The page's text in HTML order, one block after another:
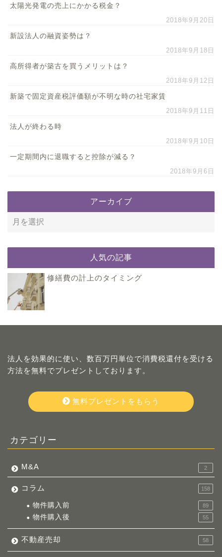
太陽光発電の売上にかかる税金？
2018年9月20日
新設法人の融資姿勢は？
2018年9月18日
高所得者が築古を買うメリットは？
2018年9月12日
新築で固定資産税評価額が不明な時の社宅家賃
2018年9月11日
法人が終わる時
2018年9月10日
一定期間内に退職すると控除が減る？
2018年9月6日
アーカイブ
人気の記事
修繕費の計上のタイミング
法人を効果的に使い、数百万円単位で消費税還付を受ける
方法を無料でプレゼントしております。
無料プレゼントをもらう
カテゴリー
M&A 2
コラム 158
物件購入前 89
物件購入後 55
不動産売却 58